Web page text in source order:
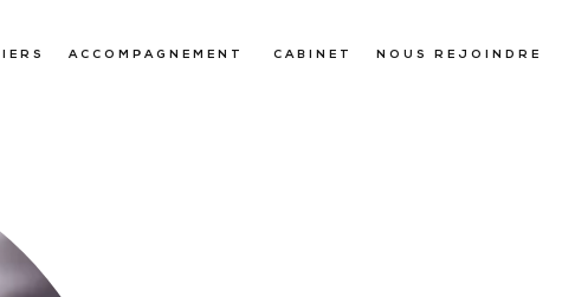
ACCOMPAGNEMENT CABINET NOUS REJOINDRE